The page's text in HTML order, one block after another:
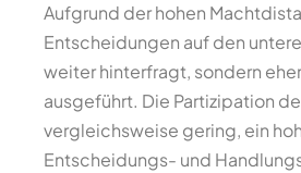
Aufgrund der hohen
Entscheidungen auf den
weiter hinterfragt, sondern
ausgeführt. Die Partizipation
vergleichsweise gering, ein
Entscheidungs- und